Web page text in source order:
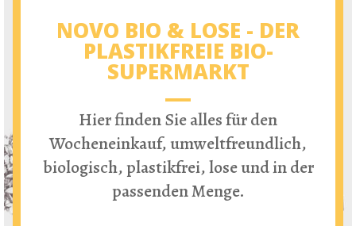
NOVO BIO & LOSE - DER
PLASTIKFREIE BIO-
SUPERMARKT
Hier finden Sie alles für den
Wocheneinkauf, umweltfreundlich,
biologisch, plastikfrei, lose und in der
passenden Menge.